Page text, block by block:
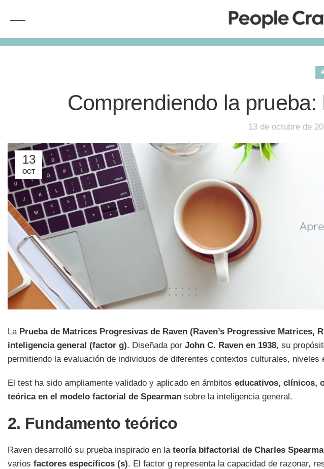
Comprendiendo la
13 de octubre de
13
OCT
La Prueba de Matrices Progresivas de Raven (Raven’s Progressive Matrices,
inteligencia general (factor g). Diseñada por John C. Raven en 1938, su
permitiendo la evaluación de individuos de diferentes contextos culturales, niveles
El test ha sido ampliamente validado y aplicado en ámbitos educativos, clínicos,
teórica en el modelo factorial de Spearman sobre la inteligencia general.
2. Fundamento teórico
Raven desarrolló su prueba inspirado en la teoría bifactorial de Charles
varios factores específicos (s). El factor g representa la capacidad de razonar,